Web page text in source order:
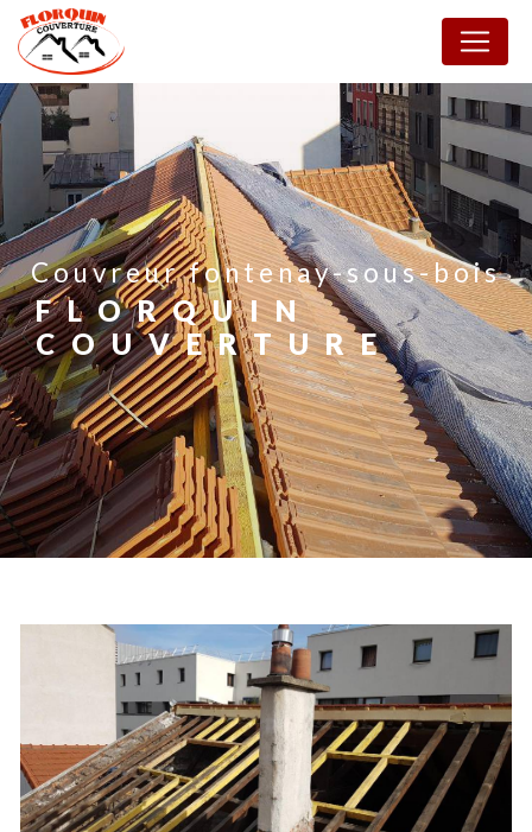
couvreur fontenay-sous-bois
FLORQUIN
COUVERTURE
Panneau de gestion des cookies